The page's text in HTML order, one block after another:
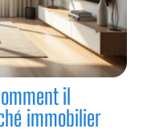
il
immobilier